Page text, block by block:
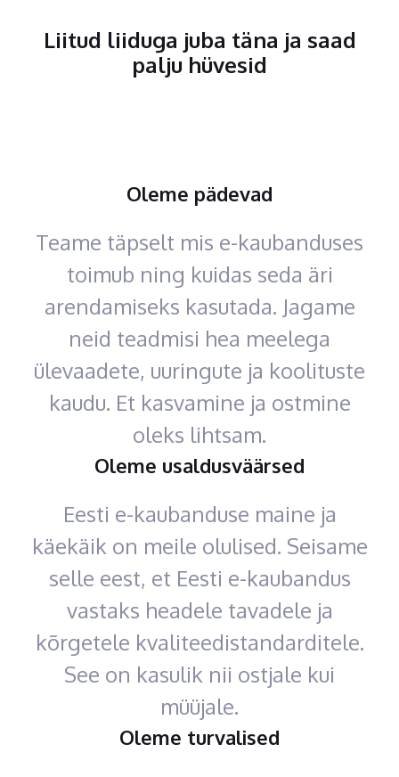
Liitud liiduga juba täna ja saad
palju hüvesid
Oleme pädevad
Teame täpselt mis e-kaubanduses
toimub ning kuidas seda äri
arendamiseks kasutada. Jagame
neid teadmisi hea meelega
ülevaadete, uuringute ja koolituste
kaudu. Et kasvamine ja ostmine
oleks lihtsam.
Oleme usaldusväärsed
Eesti e-kaubanduse maine ja
käekäik on meile olulised. Seisame
selle eest, et Eesti e-kaubandus
vastaks headele tavadele ja
kõrgetele kvaliteedistandarditele.
See on kasulik nii ostjale kui
müüjale.
Oleme turvalised